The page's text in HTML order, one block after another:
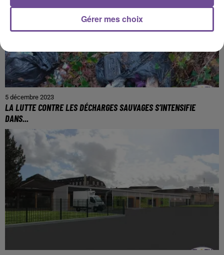
5 décembre 2023
LA LUTTE CONTRE LES DÉCHARGES SAUVAGES S’INTENSIFIE
DANS...
Gérer mes choix